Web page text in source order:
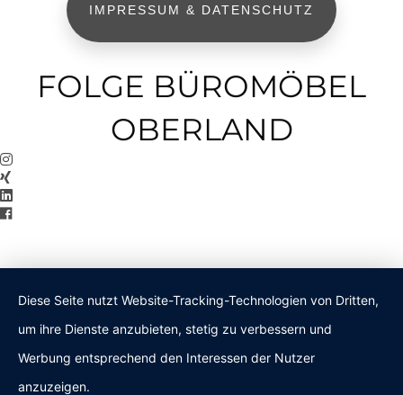
IMPRESSUM & DATENSCHUTZ
FOLGE BÜROMÖBEL
OBERLAND
Diese Seite nutzt Website-Tracking-Technologien von Dritten,
um ihre Dienste anzubieten, stetig zu verbessern und
Werbung entsprechend den Interessen der Nutzer
anzuzeigen.